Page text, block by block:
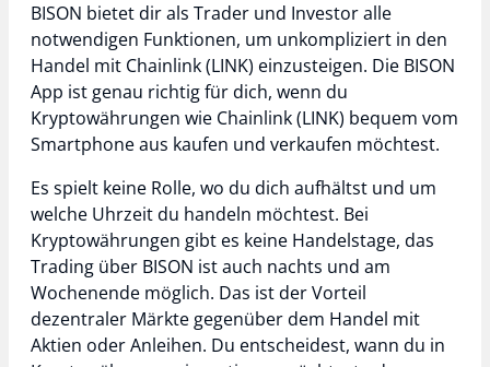
BISON bietet dir als Trader und Investor alle
notwendigen Funktionen, um unkompliziert in den
Handel mit Chainlink (LINK) einzusteigen. Die BISON
App ist genau richtig für dich, wenn du
Kryptowährungen wie Chainlink (LINK) bequem vom
Smartphone aus kaufen und verkaufen möchtest.
Es spielt keine Rolle, wo du dich aufhältst und um
welche Uhrzeit du handeln möchtest. Bei
Kryptowährungen gibt es keine Handelstage, das
Trading über BISON ist auch nachts und am
Wochenende möglich. Das ist der Vorteil
dezentraler Märkte gegenüber dem Handel mit
Aktien oder Anleihen. Du entscheidest, wann du in